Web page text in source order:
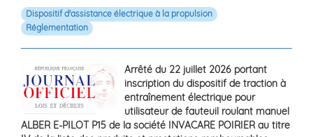
Dispositif d'assistance électrique à la propulsion
Réglementation
Arrêté du 22 juillet 2026 portant
inscription du dispositif de traction à
entraînement électrique pour
utilisateur de fauteuil roulant manuel
ALBER E-PILOT P15 de la société INVACARE POIRIER au titre